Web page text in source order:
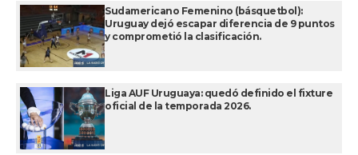
Sudamericano Femenino (básquetbol):
Uruguay dejó escapar diferencia de 9 puntos
y comprometió la clasificación.
Liga AUF Uruguaya: quedó definido el fixture
oficial de la temporada 2026.